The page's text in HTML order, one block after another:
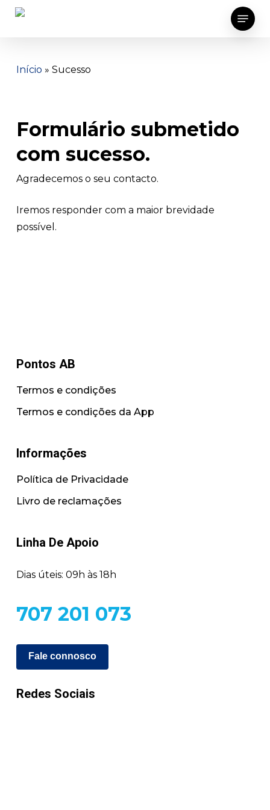
Skip
Menu
Início » Sucesso
Formulário submetido
com sucesso.
Agradecemos o seu contacto.
Iremos responder com a maior brevidade
possível.
Pontos AB
Termos e condições
Termos e condições da App
Informações
Política de Privacidade
Livro de reclamações
Linha De Apoio
Dias úteis: 09h às 18h
707 201 073
Fale connosco
Redes Sociais